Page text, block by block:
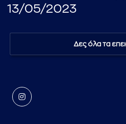
13/05/2023
Δες όλα τα